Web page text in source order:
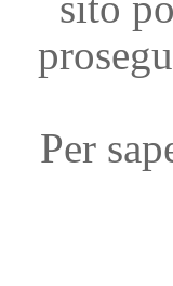
Per